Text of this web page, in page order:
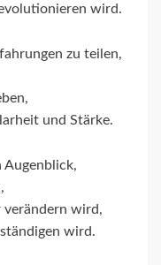
wird.
zu teilen,
und Stärke.
Augenblick,
verändern wird,
wird.